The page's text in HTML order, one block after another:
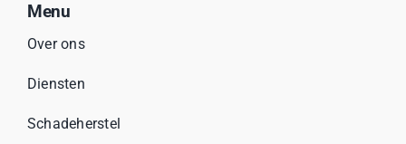
Menu
Over ons
Diensten
Schadeherstel